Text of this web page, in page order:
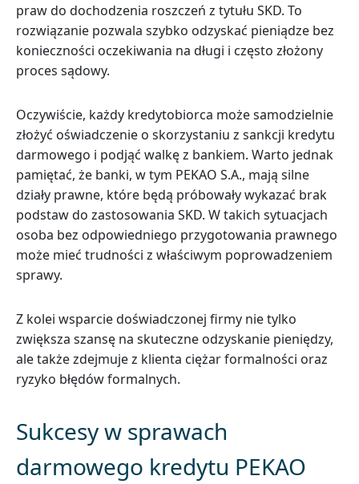
praw do dochodzenia roszczeń z tytułu SKD. To
rozwiązanie pozwala szybko odzyskać pieniądze bez
konieczności oczekiwania na długi i często złożony
proces sądowy.
Oczywiście, każdy kredytobiorca może samodzielnie
złożyć oświadczenie o skorzystaniu z sankcji kredytu
darmowego i podjąć walkę z bankiem. Warto jednak
pamiętać, że banki, w tym PEKAO S.A., mają silne
działy prawne, które będą próbowały wykazać brak
podstaw do zastosowania SKD. W takich sytuacjach
osoba bez odpowiedniego przygotowania prawnego
może mieć trudności z właściwym poprowadzeniem
sprawy.
Z kolei wsparcie doświadczonej firmy nie tylko
zwiększa szansę na skuteczne odzyskanie pieniędzy,
ale także zdejmuje z klienta ciężar formalności oraz
ryzyko błędów formalnych.
Sukcesy w sprawach
darmowego kredytu PEKAO